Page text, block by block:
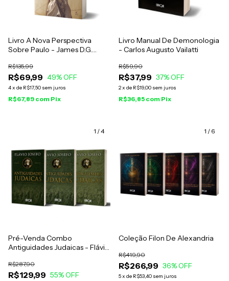
Livro A Nova Perspectiva
Sobre Paulo - James D.G.
R$69,99
R$135,99
49% OFF
4x de R$17,50 sem juros
R$67,89 com Pix
Livro Manual De Demonologia
- Carlos Augusto Vailatti
R$37,99
R$59,90
37% OFF
2x de R$19,00 sem juros
R$36,85 com Pix
1 /4
Pré-Venda Combo
Antiguidades Judaicas - Flávio
R$129,99
R$287,90
55% OFF
1 / 6
Coleção Filon De Alexandria
R$266,99
R$419,90
36% OFF
5x de R$53,40 sem juros